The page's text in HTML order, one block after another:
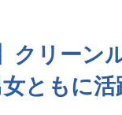
クリーン
ともに活